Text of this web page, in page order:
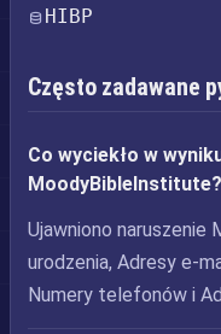
HIBP
Często zadawane
Co wyciekło w
MoodyBibleInstitute?
Ujawniono
urodzenia, Adresy e-
Numery telefonów i